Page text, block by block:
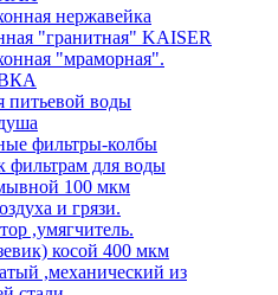
нержавейка
"гранитная" KAISER
"мраморная".
питьевой воды
фильтры-колбы
фильтрам для воды
100 мкм
и грязи.
,умягчитель.
косой 400 мкм
,механический из